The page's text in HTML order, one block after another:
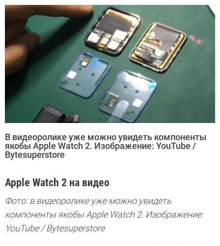
В видеоролике уже можно увидеть компоненты
якобы Apple Watch 2. Изображение: YouTube /
Bytesuperstore
Apple Watch 2 на видео
Фото: в видеоролике уже можно увидеть
компоненты якобыApple Watch2. Изображение:
YouTube / Bytesuperstore